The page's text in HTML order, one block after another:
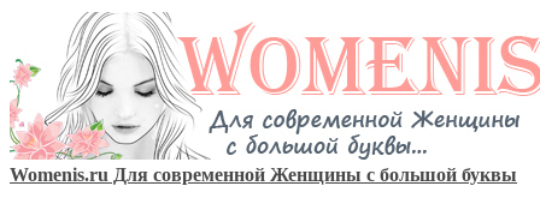
Womenis.ru Для современной Женщины с большой буквы